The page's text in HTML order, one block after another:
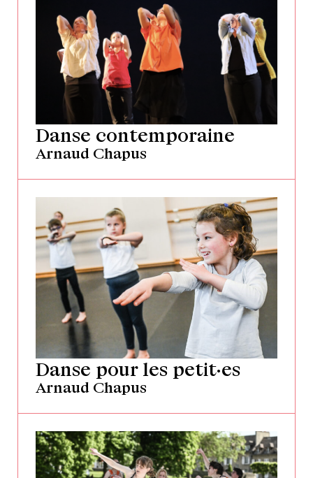
Danse contemporaine
Arnaud Chapus
Danse pour les petit·es
Arnaud Chapus